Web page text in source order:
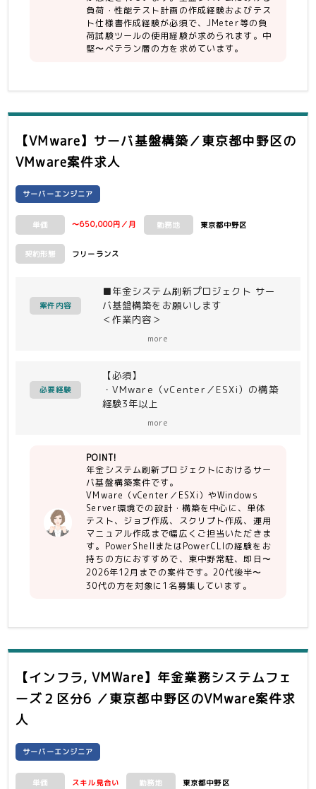
負荷・性能テスト計画の作成経験およびテス
ト仕様書作成経験が必須で、JMeter等の負
荷試験ツールの使用経験が求められます。中
堅〜ベテラン層の方を求めています。
【VMware】サーバ基盤構築／東京都中野区の
VMware案件求人
サーバーエンジニア
単価 〜650,000円／月 勤務地 東京都中野区
契約形態 フリーランス
案件内容
■年金システム刷新プロジェクト サー
バ基盤構築をお願いします
＜作業内容＞
成を担当
more
必要経験
【必須】
・VMware（vCenter／ESXi）の構築
経験3年以上
・コミュニケーション能力
【尚可】
・Systemwalker Operation
Manager経験
・ジョブ／運用マニュアル作成経験
more
POINT!
年金システム刷新プロジェクトにおけるサー
バ基盤構築案件です。
VMware（vCenter／ESXi）やWindows
Server環境での設計・構築を中心に、単体
テスト、ジョブ作成、スクリプト作成、運用
マニュアル作成まで幅広くご担当いただきま
す。PowerShellまたはPowerCLIの経験をお
持ちの方におすすめで、東中野常駐、即日〜
2026年12月までの案件です。20代後半〜
30代の方を対象に1名募集しています。
【インフラ, VMWare】年金業務システムフェ
ーズ２区分6 ／東京都中野区のVMware案件求
人
サーバーエンジニア
単価 スキル見合い 勤務地 東京都中野区